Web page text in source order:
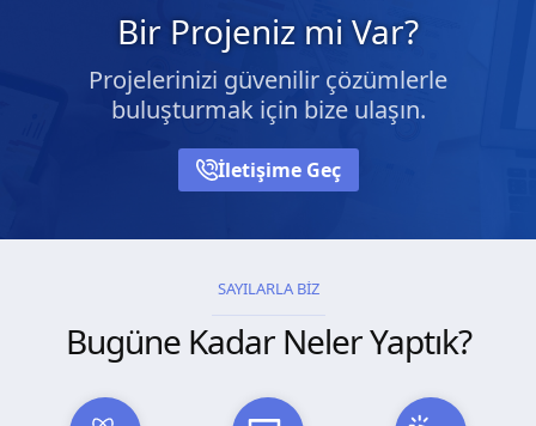
Bir Projeniz mi Var?
Projelerinizi güvenilir çözümlerle
buluşturmak için bize ulaşın.
İletişime Geç
SAYILARLA BİZ
Bugüne Kadar Neler Yaptık?